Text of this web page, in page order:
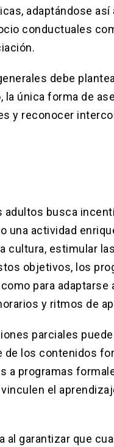
adaptándose así
conductuales
debe
única forma de
y reconocer
adultos busca
una actividad
cultura, estimular
objetivos, los
para
y ritmos de
parciales
de los contenidos
a programas
el
al garantizar que